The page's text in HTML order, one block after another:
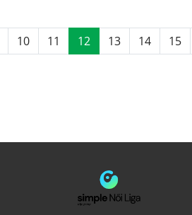
10 11 12 13 14 15